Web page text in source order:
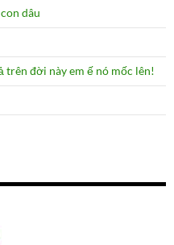
dâu
trên đời này em ế nó mốc lên!